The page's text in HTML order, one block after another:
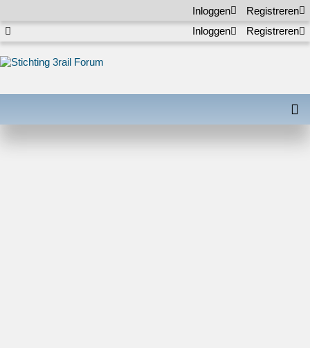
Inloggen
Registreren
Inloggen
Registreren